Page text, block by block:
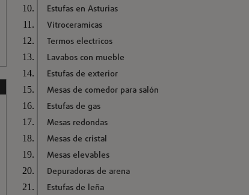
Estufas en Asturias
Vitroceramicas
Termos electricos
Lavabos con mueble
Estufas de exterior
Mesas de comedor para salón
Estufas de gas
Mesas redondas
Mesas de cristal
Mesas elevables
Depuradoras de arena
Estufas de leña